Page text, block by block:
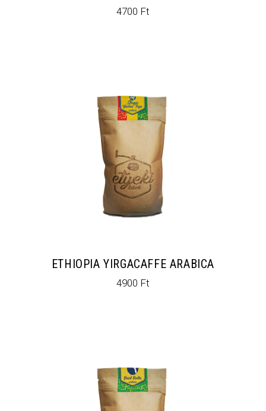
4700 Ft
ETHIOPIA YIRGACAFFE ARABICA
4900 Ft